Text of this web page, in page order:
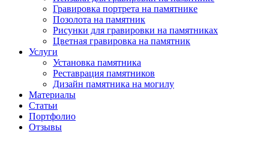
Гравировка портрета на памятнике
Позолота на памятник
Рисунки для гравировки на памятниках
Цветная гравировка на памятник
Услуги
Установка памятника
Реставрация памятников
Дизайн памятника на могилу
Материалы
Статьи
Портфолио
Отзывы